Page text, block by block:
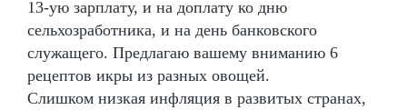
13-ую зарплату, и на доплату ко дню
сельхозработника, и на день банковского
служащего. Предлагаю вашему вниманию 6
рецептов икры из разных овощей.
Слишком низкая инфляция в развитых странах,